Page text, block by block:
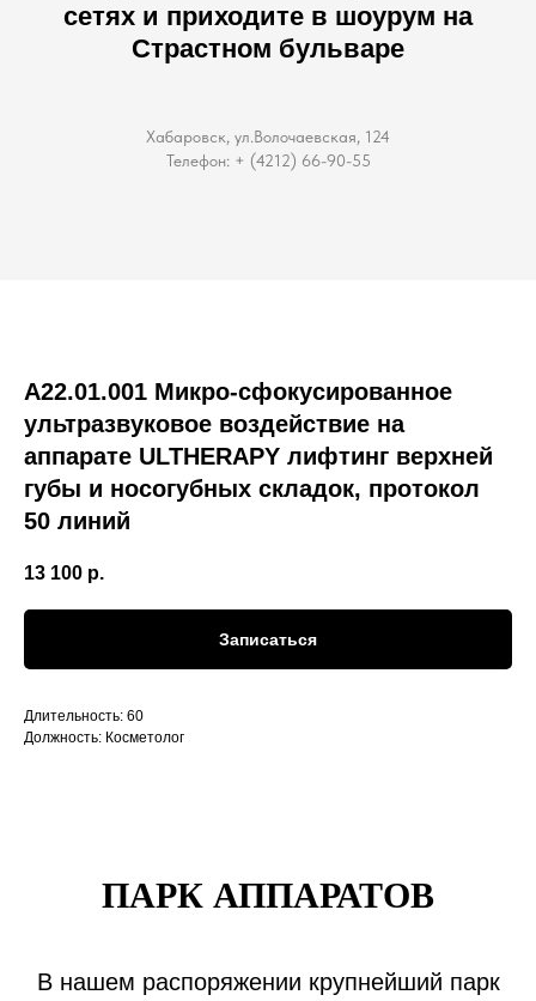
сетях и приходите в шоурум на
Страстном бульваре
Хабаровск, ул.Волочаевская, 124
Телефон: + (4212) 66-90-55
A22.01.001 Микро-сфокусированное
ультразвуковое воздействие на
аппарате ULTHERAPY лифтинг верхней
губы и носогубных складок, протокол
50 линий
13 100 р.
Записаться
Длительность: 60
Должность: Косметолог
ПАРК АППАРАТОВ
В нашем распоряжении крупнейший парк